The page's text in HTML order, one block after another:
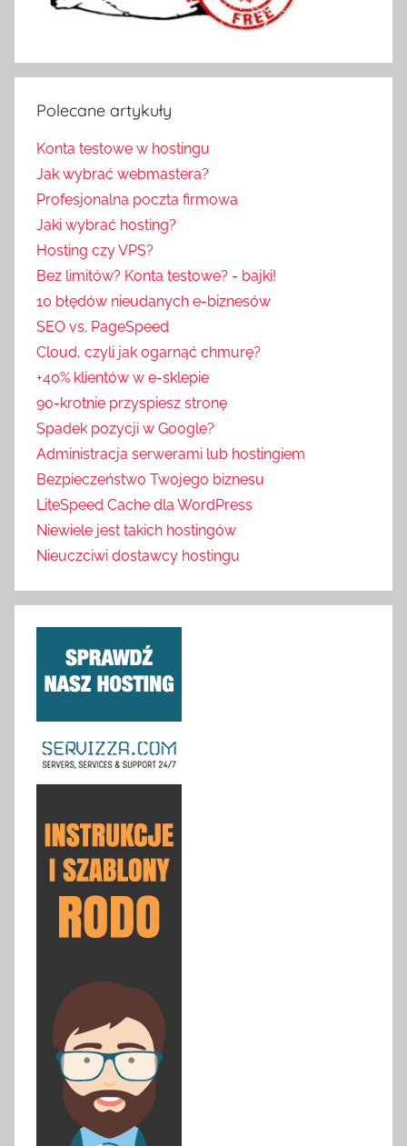
Polecane artykuły
Konta testowe w hostingu
Jak wybrać webmastera?
Profesjonalna poczta firmowa
Jaki wybrać hosting?
Hosting czy VPS?
Bez limitów? Konta testowe? - bajki!
10 błędów nieudanych e-biznesów
SEO vs. PageSpeed
Cloud, czyli jak ogarnąć chmurę?
+40% klientów w e-sklepie
90-krotnie przyspiesz stronę
Spadek pozycji w Google?
Administracja serwerami lub hostingiem
Bezpieczeństwo Twojego biznesu
LiteSpeed Cache dla WordPress
Niewiele jest takich hostingów
Nieuczciwi dostawcy hostingu